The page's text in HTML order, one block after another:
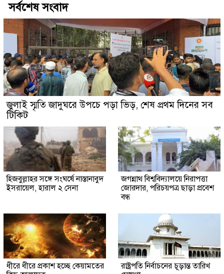
সর্বশেষ সংবাদ
জুলাই স্মৃতি জাদুঘরে উপচে পড়া ভিড়, শেষ প্রথম দিনের সব
টিকিট
হিজবুল্লাহর সঙ্গে সংঘর্ষে নাস্তানাবুদ
ইসরায়েল, হারাল ২ সেনা
জগন্নাথ বিশ্ববিদ্যালয়ে নিরাপত্তা
জোরদার, পরিচয়পত্র ছাড়া প্রবেশ
বন্ধ
ধীরে ধীরে প্রকাশ হচ্ছে কেয়ামতের
রাষ্ট্রপতি নির্বাচনের চূড়ান্ত তারিখ